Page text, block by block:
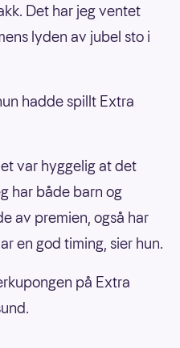
Det har jeg ventet
lyden av jubel sto i
hadde spillt Extra
var hyggelig at det
har både barn og
av premien, også har
en god timing, sier hun.
på Extra